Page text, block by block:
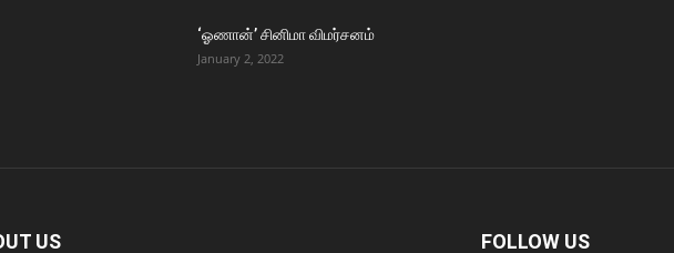
‘ஓணான்’ சினிமா விமர்சனம்
January 2, 2022
US FOLLOW US